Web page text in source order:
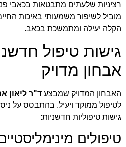
רציניות שלעתים מתבטאות בכאבי
מוביל לשיפור משמעותי באיכות
הקלה יעילה ומתמשכת בכאב.
גישות טיפול
אבחון מדויק
האבחון המדויק שמבצע ד"ר ליאון
לטיפול ממוקד ויעיל. בהתבסס על
גישות טיפוליות חדשניות:
טיפולים